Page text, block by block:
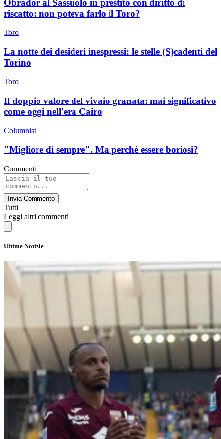
Obrador al Sassuolo in prestito con diritto di
riscatto: non poteva farlo il Toro?
Toro
La notte dei desideri inespressi: le stelle (S)cadenti del
Torino
Toro
Il doppio valore del vivaio granata: mai significativo
come oggi nell'era Cairo
Columnist
"Migliore di sempre". Ma perché essere boriosi?
Commenti
Invia Commento
Tutti
Leggi altri commenti
Ultime Notizie